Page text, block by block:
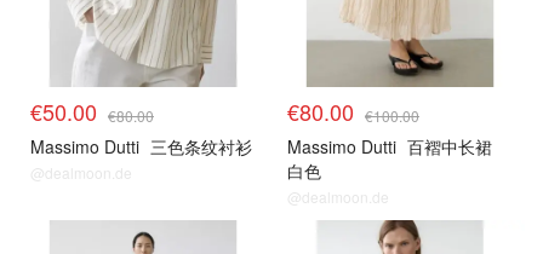
€50.00 €80.00
Massimo Dutti 三色条纹衬衫
@dealmoon.de
€80.00 €100.00
Massimo Dutti 百褶中长裙
白色
@dealmoon.de